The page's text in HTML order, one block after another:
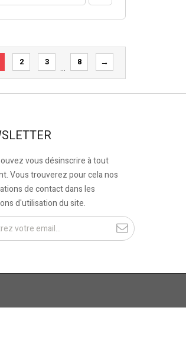
2 3
…
8 →
vous désinscrire à tout
Vous trouverez pour cela nos
de contact dans les
d'utilisation du site.